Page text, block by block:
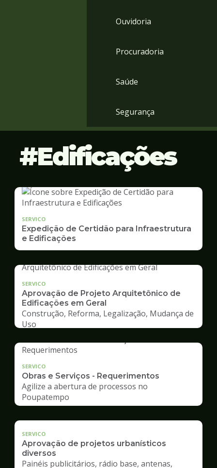
Ouvidoria
Procuradoria
Saúde
Segurança
Edificações
SERVICO
Expedição de Certidão para Infraestrutura
e Edificações
SERVICO
Aprovação de Projeto Arquitetônico de
Edificações em Geral
Construção, Reforma, Legalização, Mudança de
Uso
SERVICO
Obras e Serviços - Requerimentos
Agilize a abertura de processos no
Poupatempo
SERVICO
Aprovação de projetos urbanísticos
diversos
Painéis publicitários, rádio base, antenas,